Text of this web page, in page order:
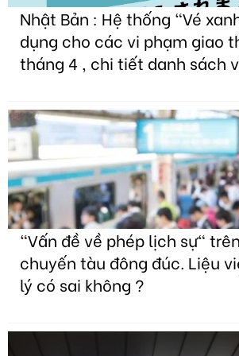
Nhật Bản : Hệ thống "Vé
dụng cho các vi phạm giao
tháng 4 , chi tiết danh sách
"Vấn đề về phép lịch sự"
chuyến tàu đông đúc. Liệu
lý có sai không ?